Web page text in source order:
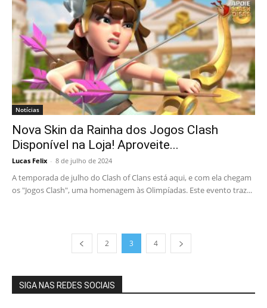
Notícias
Nova Skin da Rainha dos Jogos Clash
Disponível na Loja! Aproveite...
Lucas Felix - 8 de julho de 2024
A temporada de julho do Clash of Clans está aqui, e com ela chegam
os "Jogos Clash", uma homenagem às Olimpíadas. Este evento traz...
2 3 4
SIGA NAS REDES SOCIAIS